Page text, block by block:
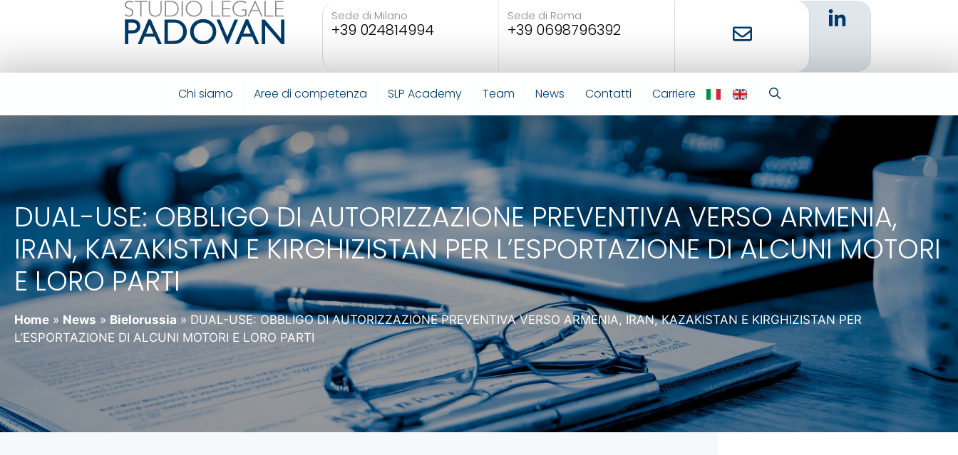
Sede di Milano
+39 024814994
Sede di Roma
+39 0698796392
Chi siamo Aree di competenza SLP Academy Team News Contatti
Carriere
DUAL-USE: OBBLIGO DI AUTORIZZAZIONE PREVENTIVA VERSO ARMENIA,
IRAN, KAZAKISTAN E KIRGHIZISTAN PER L’ESPORTAZIONE DI ALCUNI MOTORI
E LORO PARTI
Home » News » Bielorussia » DUAL-USE: OBBLIGO DI AUTORIZZAZIONE PREVENTIVA VERSO ARMENIA, IRAN, KAZAKISTAN E KIRGHIZISTAN PER
L’ESPORTAZIONE DI ALCUNI MOTORI E LORO PARTI